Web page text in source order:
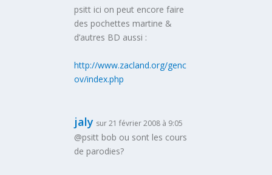
psitt ici on peut encore faire
des pochettes martine &
d’autres BD aussi :
http://www.zacland.org/genc
ov/index.php
jaly sur 21 février 2008 à 9:05
@psitt bob ou sont les cours
de parodies?